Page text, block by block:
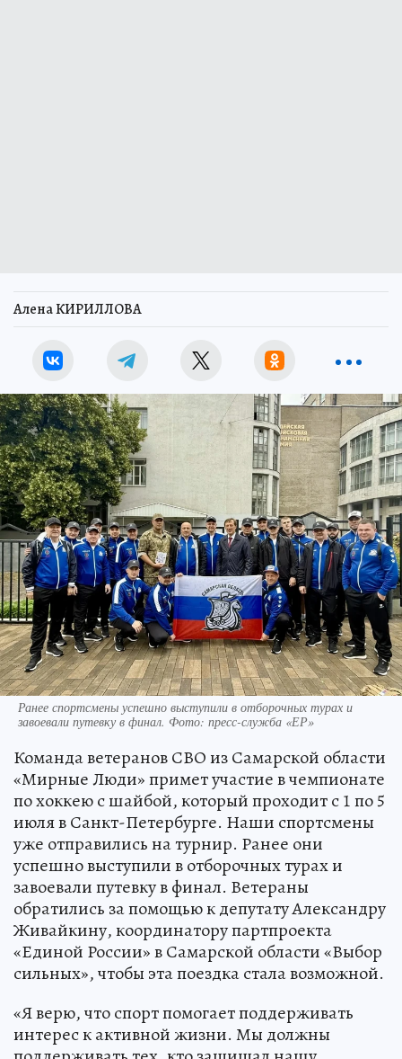
Алена КИРИЛЛОВА
Ранее спортсмены успешно выступили в отборочных турах и
завоевали путевку в финал. Фото: пресс-служба «ЕР»
Команда ветеранов СВО из Самарской области
«Мирные Люди» примет участие в чемпионате
по хоккею с шайбой, который проходит с 1 по 5
июля в Санкт-Петербурге. Наши спортсмены
уже отправились на турнир. Ранее они
успешно выступили в отборочных турах и
завоевали путевку в финал. Ветераны
обратились за помощью к депутату Александру
Живайкину, координатору партпроекта
«Единой России» в Самарской области «Выбор
сильных», чтобы эта поездка стала возможной.
«Я верю, что спорт помогает поддерживать
интерес к активной жизни. Мы должны